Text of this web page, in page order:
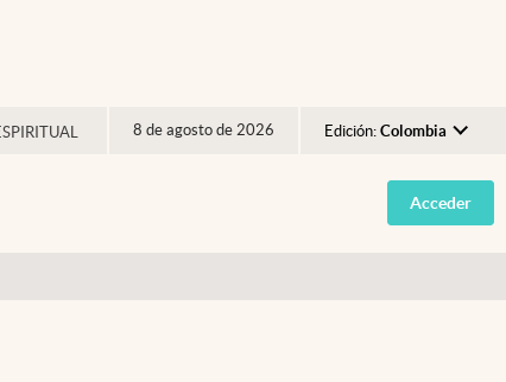
8 de agosto de 2026 Edición: Colombia
Argentina
España
Acceder